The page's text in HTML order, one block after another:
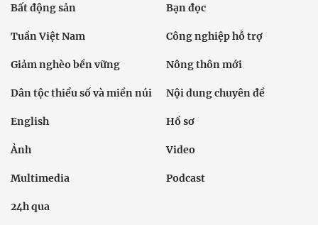
Bất động sản Bạn đọc
Tuần Việt Nam Công nghiệp hỗ trợ
Giảm nghèo bền vững Nông thôn mới
Dân tộc thiểu số và miền núi Nội dung chuyên đề
English Hồ sơ
Ảnh Video
Multimedia Podcast
24h qua